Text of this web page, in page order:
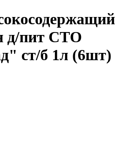
д/пит СТО
ст/б 1л (6шт)